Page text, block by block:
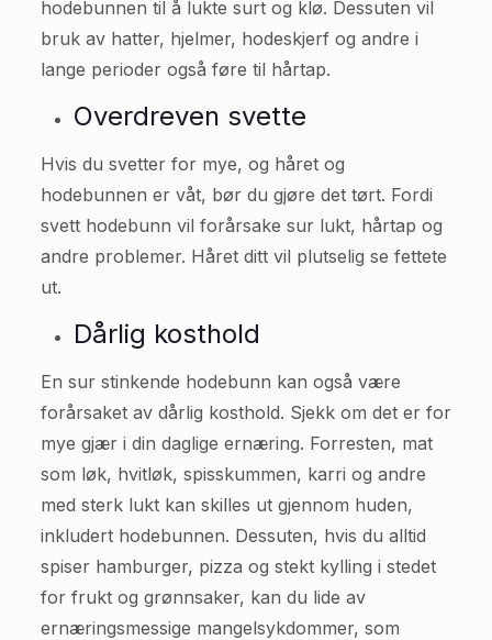
hodebunnen til å lukte surt og klø. Dessuten vil
bruk av hatter, hjelmer, hodeskjerf og andre i
lange perioder også føre til hårtap.
Overdreven svette
Hvis du svetter for mye, og håret og
hodebunnen er våt, bør du gjøre det tørt. Fordi
svett hodebunn vil forårsake sur lukt, hårtap og
andre problemer. Håret ditt vil plutselig se fettete
ut.
Dårlig kosthold
En sur stinkende hodebunn kan også være
forårsaket av dårlig kosthold. Sjekk om det er for
mye gjær i din daglige ernæring. Forresten, mat
som løk, hvitløk, spisskummen, karri og andre
med sterk lukt kan skilles ut gjennom huden,
inkludert hodebunnen. Dessuten, hvis du alltid
spiser hamburger, pizza og stekt kylling i stedet
for frukt og grønnsaker, kan du lide av
ernæringsmessige mangelsykdommer, som